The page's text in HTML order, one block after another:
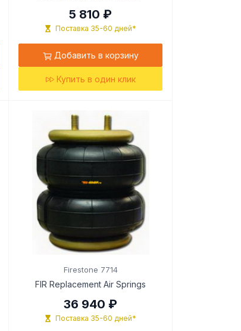
5 810 ₽
Поставка 35-60 дней*
Добавить в корзину
Купить в один клик
Firestone 7714
FIR Replacement Air Springs
36 940 ₽
Поставка 35-60 дней*